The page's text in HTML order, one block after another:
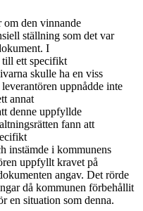
om den vinnande
ställning som det var
I
till ett specifikt
skulle ha en viss
uppnådde inte
annat
denne uppfyllde
fann att
instämde i kommunens
uppfyllt kravet på
angav. Det rörde
då kommunen förbehållit
en situation som denna.